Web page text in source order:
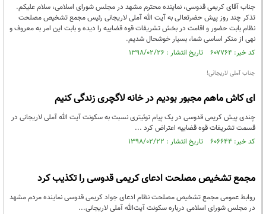
جناب آقای کریمی قدوسی، نماینده محترم مشهد در مجلس شورای اسلامی، سلام علیکم.
تذکر چند روز پیش حضرتعالی به آیت الله آملی لاریجانی رئیس مجمع تشخیص مصلحت
نظام بابت حضور و اقامت در بخش تشریفات قوه قضاییه را دیده و بابت این امر به معروف و
نهی از منکر اساسی شما، بسیار خوشحال شدیم.
کد خبر: ۶۰۷۷۶۴ تاریخ انتشار : ۱۳۹۸/۰۲/۲۶
جناب آملی لاریجانی!
ای کاش ماهم مجبور بودیم در خانه لاگچری زندگی کنیم
چندی پیش کریمی قدوسی در یک پیام توئیتری نسبت به سکونت آیت الله آملی لاریجانی در
قسمت تشریفات قوه قضاییه اعتراض کرد ...
کد خبر: ۶۰۶۶۴۴ تاریخ انتشار : ۱۳۹۸/۰۲/۲۲
مجمع تشخیص مصلحت ادعای کریمی قدوسی را تکذیب کرد
روابط عمومی مجمع تشخیص مصلحت نظام ادعای جواد کریمی قدوسی نماینده مردم مشهد
در مجلس شورای اسلامی درباره سکونت آیت‌الله آملی لاریجانی...